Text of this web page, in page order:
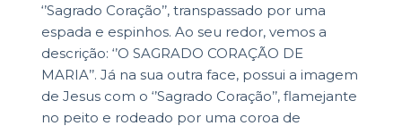
‘’Sagrado Coração’’, transpassado por uma
espada e espinhos. Ao seu redor, vemos a
descrição: ‘’O SAGRADO CORAÇÃO DE
MARIA’’. Já na sua outra face, possui a imagem
de Jesus com o ‘’Sagrado Coração’’, flamejante
no peito e rodeado por uma coroa de